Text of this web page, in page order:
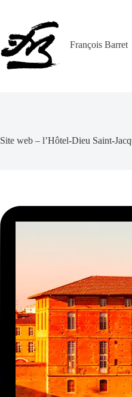
François Barret
Site web – l’Hôtel‑Dieu